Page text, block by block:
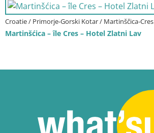
Croatie / Primorje-Gorski Kotar / Martinščica-Cres
Martinšćica – île Cres – Hotel Zlatni Lav